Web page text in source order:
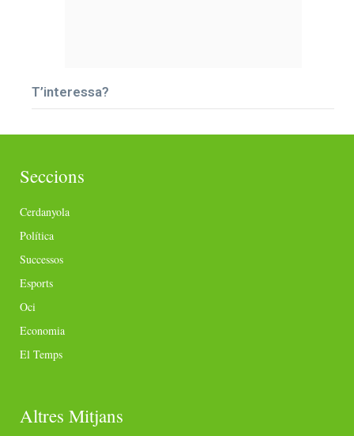
T’interessa?
Seccions
Cerdanyola
Política
Successos
Esports
Oci
Economia
El Temps
Altres Mitjans